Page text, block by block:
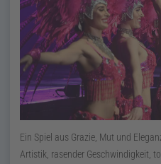
Ein Spiel aus Grazie, Mut und
Artistik, rasender Geschwindigkeit,